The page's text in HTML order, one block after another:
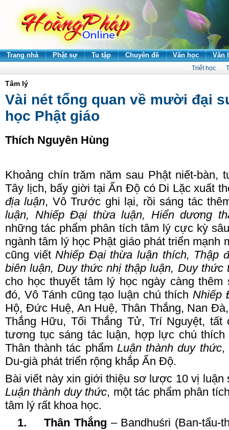
Trang nhà Phật sự Tu tập Chuyên đề Văn học Văn
Triết học
Tâm lý
Vài nét tổng quan về mười đại
học Phật giáo
Thích Nguyên Hùng
Khoảng chín trăm năm sau Phật niết-bàn,
Tây lịch, bấy giời tại Ấn Độ có Di Lặc xuất
địa luận, VôTrước ghi lại, rồi sáng tác
luận, NhiếpĐại thừa luận, Hiển dương
những tác phẩm phân tích tâm lý cực kỳ
ngành tâm lý học Phật giáo phát triển
cũng viếtNhiếp Đại thừa luận thích, Thập
biên luận, Duy thức nhị thập luận, Duy thức
cho học thuyết tâm lý học ngày càng
đó, VôTánh cũng tạo luận chú thích Nhiếp
Hộ, Đức Huệ, An Huệ, Thân Thắng, Nan Đ
Thắng Hữu, TốiThắng Tử, Trí Nguyệt, tất
tương tục sáng tác luận, hợp lực chú thích
Thân thành tác phẩm Luận thành duy thức,
Du-già phát triển rộng khắp Ấn Độ.
Bài viết này xin giới thiệu sơ lược 10 vị luận
Luận thành duy thức, một tác phẩm phân
tâm lý rất khoa học.
1.
ThânThắng – Bandhuśri (Ban-tẩu-